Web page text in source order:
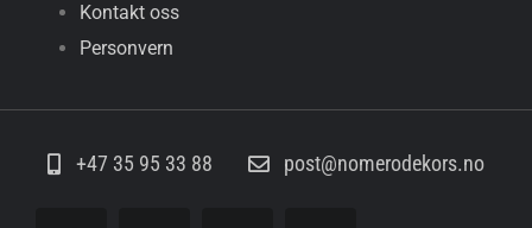
Kontakt oss
Personvern
+47 35 95 33 88 post@nomerodekors.no